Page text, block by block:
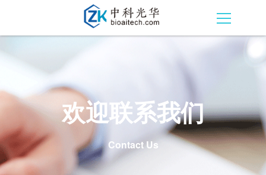
欢迎联系我们
Contact Us